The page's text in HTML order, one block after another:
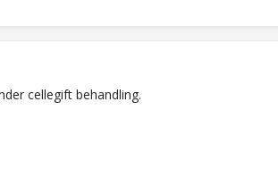
cellegift behandling.